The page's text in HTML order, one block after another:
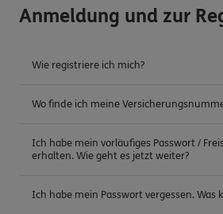
Anmeldung und zur
Wie registriere ich mich?
Wo finde ich meine
Ich habe mein vorläufiges Passwort /
erhalten. Wie geht es jetzt weiter?
Ich habe mein Passwort vergessen. Was